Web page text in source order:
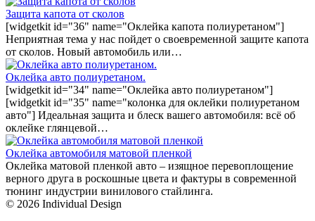
Защита капота от сколов
[widgetkit id="36" name="Оклейка капота полиуретаном"]
Неприятная тема у нас пойдет о своевременной защите капота
от сколов. Новый автомобиль или…
Оклейка авто полиуретаном.
[widgetkit id="34" name="Оклейка авто полиуретаном"]
[widgetkit id="35" name="колонка для оклейки полиуретаном
авто"] Идеальная защита и блеск вашего автомобиля: всё об
оклейке глянцевой…
Оклейка автомобиля матовой пленкой
Оклейка матовой пленкой авто – изящное перевоплощение
верного друга в роскошные цвета и фактуры в современной
тюнинг индустрии винилового стайлинга.
© 2026 Individual Design